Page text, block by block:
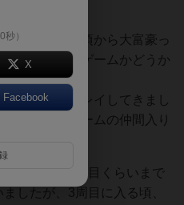
我が家では日頃から大富豪っ
豪より面白いゲームかどうか
ゲームかをプレイしてきまし
大富豪系ゲームの仲間入り
で、初めの2周目くらいまで
したが、3周目に入る頃、
）
X
Facebook